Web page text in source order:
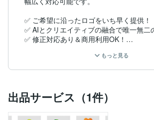
✅ ご希望に沿ったロゴをいち早く提供！
✅ AIとクリエイティブの融合で唯一無二
✅ 修正対応あり＆商用利用OK！
「こんなロゴが欲しい！」をぜひお聞か
まずはお気軽にご相談ください！
もっと見る
出品サービス（1件）